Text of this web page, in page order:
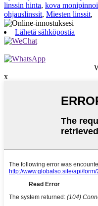
linssin hinta, kova
ohjauslinssit, Miesten linssit,
Lähetä sähköpostia
x